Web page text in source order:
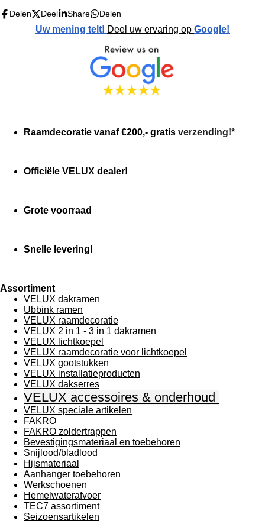
n
g
t
t
t
e
t
e
t
e
m
e
n
Delen Deel Share Delen
Uw mening telt! Deel uw ervaring op Google!
Raamdecoratie vanaf €200,- gratis verzending!*
Officiële VELUX dealer!
Grote voorraad
Snelle levering!
Assortiment
VELUX dakramen
Ubbink ramen
VELUX raamdecoratie
VELUX 2 in 1 - 3 in 1 dakramen
VELUX lichtkoepel
VELUX raamdecoratie voor lichtkoepel
VELUX gootstukken
VELUX installatieproducten
VELUX dakserres
VELUX accessoires & onderhoud
VELUX speciale artikelen
FAKRO
FAKRO zoldertrappen
Bevestigingsmateriaal en toebehoren
Snijlood/bladlood
Hijsmateriaal
Aanhanger toebehoren
Werkschoenen
Hemelwaterafvoer
TEC7 assortiment
Seizoensartikelen